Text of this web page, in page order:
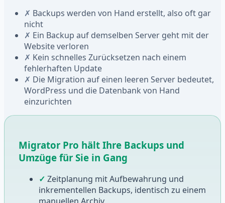
✗ Backups werden von Hand erstellt, also oft gar
nicht
✗ Ein Backup auf demselben Server geht mit der
Website verloren
✗ Kein schnelles Zurücksetzen nach einem
fehlerhaften Update
✗ Die Migration auf einen leeren Server bedeutet,
WordPress und die Datenbank von Hand
einzurichten
Migrator Pro hält Ihre Backups und
Umzüge für Sie in Gang
✓ Zeitplanung mit Aufbewahrung und
inkrementellen Backups, identisch zu einem